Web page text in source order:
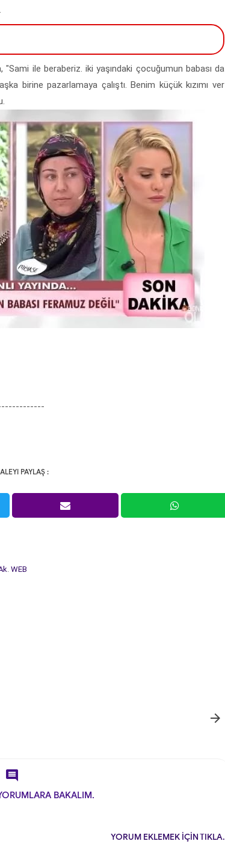
"Sami ile beraberiz. iki yaşındaki çocuğumun babası da
birine pazarlamaya çalıştı. Benim küçük kızımı ver
PAYLAŞ :
. WEB


BAKALIM.
YORUM EKLEMEK İÇİN TIKLA.